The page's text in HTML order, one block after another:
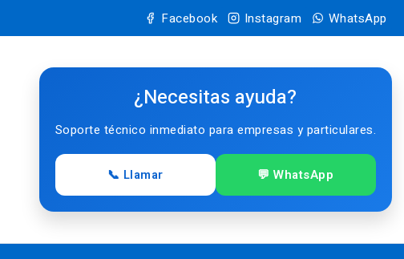
Facebook Instagram WhatsApp
¿Necesitas ayuda?
Soporte técnico inmediato para empresas y particulares.
📞 Llamar 💬 WhatsApp